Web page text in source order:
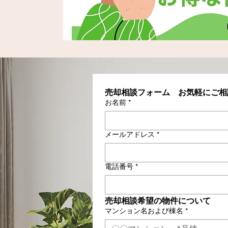
売却相談フォーム　お気軽にご
お名前 *
メールアドレス *
電話番号 *
売却相談希望の物件について
マンション名および棟名 *